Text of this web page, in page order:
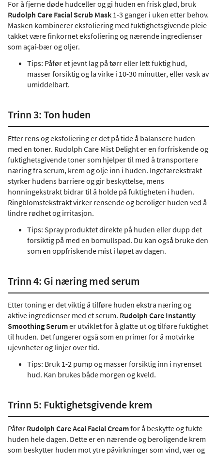
For å fjerne døde hudceller og gi huden en frisk glød, bruk
Rudolph Care Facial Scrub Mask 1-3 ganger i uken etter behov.
Masken kombinerer eksfoliering med fuktighetsgivende pleie
takket være finkornet eksfoliering og nærende ingredienser
som açaí-bær og oljer.
Tips: Påfør et jevnt lag på tørr eller lett fuktig hud,
masser forsiktig og la virke i 10-30 minutter, eller vask av
umiddelbart.
Trinn 3: Ton huden
Etter rens og eksfoliering er det på tide å balansere huden
med en toner. Rudolph Care Mist Delight er en forfriskende og
fuktighetsgivende toner som hjelper til med å transportere
næring fra serum, krem og olje inn i huden. Ingefærekstrakt
styrker hudens barriere og gir beskyttelse, mens
honningekstrakt bidrar til å holde på fuktigheten i huden.
Ringblomstekstrakt virker rensende og beroliger huden ved å
lindre rødhet og irritasjon.
Tips: Spray produktet direkte på huden eller dupp det
forsiktig på med en bomullspad. Du kan også bruke den
som en oppfriskende mist i løpet av dagen.
Trinn 4: Gi næring med serum
Etter toning er det viktig å tilføre huden ekstra næring og
aktive ingredienser med et serum. Rudolph Care Instantly
Smoothing Serumer utviklet for å glatte ut og tilføre fuktighet
til huden. Det fungerer også som en primer for å motvirke
ujevnheter og linjer over tid.
Tips: Bruk 1-2 pump og masser forsiktig inn i nyrenset
hud. Kan brukes både morgen og kveld.
Trinn 5: Fuktighetsgivende krem
Påfør Rudolph Care Acai Facial Creamfor å beskytte og fukte
huden hele dagen. Dette er en nærende og beroligende krem
som beskytter huden mot ytre påvirkninger som vind, vær og